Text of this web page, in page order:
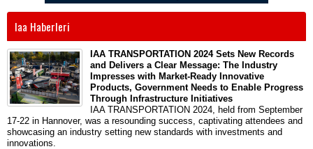
Iaa Haberleri
IAA TRANSPORTATION 2024 Sets New Records
and Delivers a Clear Message: The Industry
Impresses with Market-Ready Innovative
Products, Government Needs to Enable Progress
Through Infrastructure Initiatives
IAA TRANSPORTATION 2024, held from September
17-22 in Hannover, was a resounding success, captivating attendees and
showcasing an industry setting new standards with investments and
innovations.